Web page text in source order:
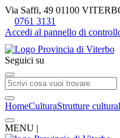
Via Saffi, 49 01100
0761 3131
Accedi al pannello di
Seguici su
HomeCulturaStrutture
MENU |